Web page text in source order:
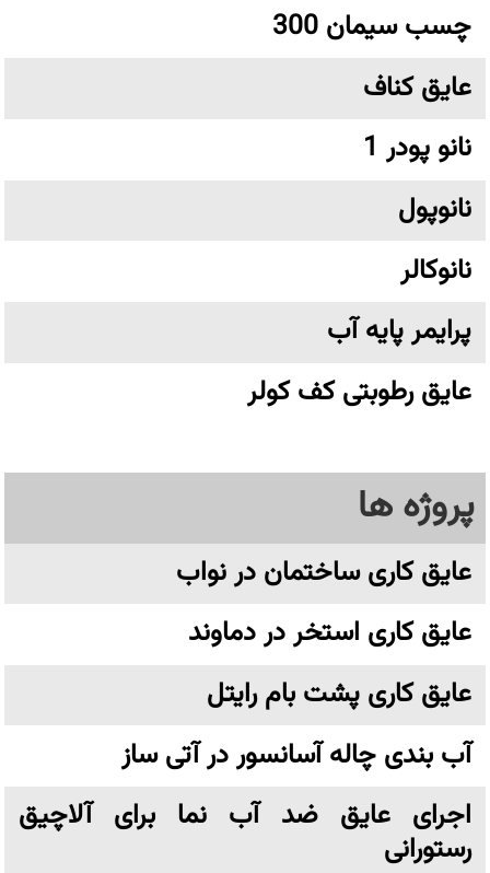
چسب سیمان 300
عایق کناف
نانو پودر 1
نانوپول
نانوکالر
پرایمر پایه آب
عایق رطوبتی کف کولر
پروژه ها
عایق کاری ساختمان در نواب
عایق کاری استخر در دماوند
عایق کاری پشت بام رایتل
آب بندی چاله آسانسور در آتی ساز
اجرای عایق ضد آب نما برای آلاچیق
رستورانی